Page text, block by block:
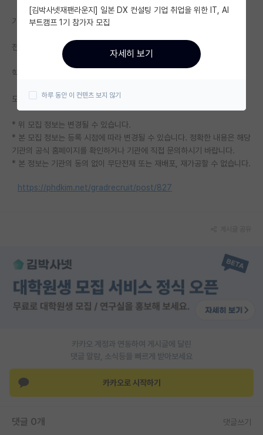
미국 유학 게시판
미국 대학원 합격 후기 게시판
대학원생 모집 게시판
연구실(PI) 홍보 게시판
석박사 채용 정보 게시판
임용 정보 게시판
학부 인턴 게시판
특수/전문대학원 게시판
장학금/장학생 게시판
학술 정보 게시판
커리어
기관명: 한양대학교 공학대학원
전공: 공학 - 전공 무관
학위: 석사
모집기간: 2026.05.06. 10:00 ~ 2026.05.21. 23:59
* 위 모집 정보는 변경될 수 있습니다.
* 본 모집 정보는 등록 시점에 따라 변경될 수 있습니다. 정확한 내용은 해당
기관의 공식 홈페이지를 확인하거나 기관에 직접 문의하시기 바랍니다.
* 본 정보는 기관의 동의 없이 무단전재 또는 재배포, 재가공할 수 없습니다.
https://phdkim.net/gradrecruit/post/827
카카오 계정과 연동하여 게시글에 달린
댓글 알람, 소식등을 빠르게 받아보세요
카카오로 시작하기
댓글 0개 댓글쓰기
[김박사넷재팬라운지] 일본 DX 컨설팅 기업 취업을 위한 IT, AI
부트캠프 1기 참가자 모집
자세히 보기
하루 동안 이 컨텐츠 보지 않기